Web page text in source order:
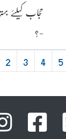
حجاب کیلئے
-؟
2 3 4 5